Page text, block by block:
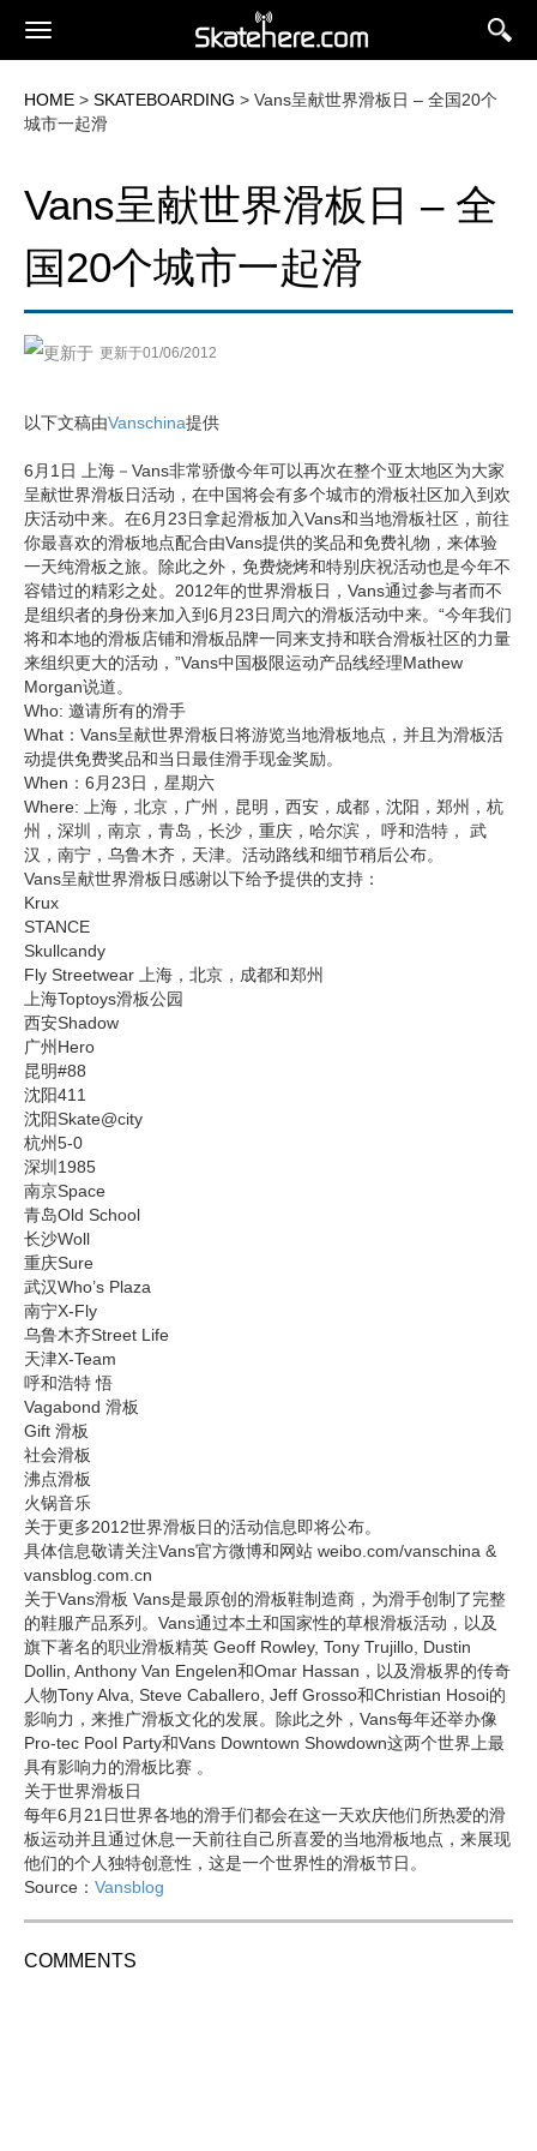
HOME > SKATEBOARDING > Vans呈献世界滑板日 – 全国20个
城市一起滑
Vans呈献世界滑板日 – 全
国20个城市一起滑
更新于01/06/2012
以下文稿由Vanschina提供
6月1日 上海－Vans非常骄傲今年可以再次在整个亚太地区为大家
呈献世界滑板日活动，在中国将会有多个城市的滑板社区加入到欢
庆活动中来。在6月23日拿起滑板加入Vans和当地滑板社区，前往
你最喜欢的滑板地点配合由Vans提供的奖品和免费礼物，来体验
一天纯滑板之旅。除此之外，免费烧烤和特别庆祝活动也是今年不
容错过的精彩之处。2012年的世界滑板日，Vans通过参与者而不
是组织者的身份来加入到6月23日周六的滑板活动中来。“今年我们
将和本地的滑板店铺和滑板品牌一同来支持和联合滑板社区的力量
来组织更大的活动，”Vans中国极限运动产品线经理Mathew
Morgan说道。
Who: 邀请所有的滑手
What：Vans呈献世界滑板日将游览当地滑板地点，并且为滑板活
动提供免费奖品和当日最佳滑手现金奖励。
When：6月23日，星期六
Where: 上海，北京，广州，昆明，西安，成都，沈阳，郑州，杭
州，深圳，南京，青岛，长沙，重庆，哈尔滨， 呼和浩特， 武
汉，南宁，乌鲁木齐，天津。活动路线和细节稍后公布。
Vans呈献世界滑板日感谢以下给予提供的支持：
Krux
STANCE
Skullcandy
Fly Streetwear 上海，北京，成都和郑州
上海Toptoys滑板公园
西安Shadow
广州Hero
昆明#88
沈阳411
沈阳Skate@city
杭州5-0
深圳1985
南京Space
青岛Old School
长沙Woll
重庆Sure
武汉Who’s Plaza
南宁X-Fly
乌鲁木齐Street Life
天津X-Team
呼和浩特 悟
Vagabond 滑板
Gift 滑板
社会滑板
沸点滑板
火锅音乐
关于更多2012世界滑板日的活动信息即将公布。
具体信息敬请关注Vans官方微博和网站 weibo.com/vanschina &
vansblog.com.cn
关于Vans滑板 Vans是最原创的滑板鞋制造商，为滑手创制了完整
的鞋服产品系列。Vans通过本土和国家性的草根滑板活动，以及
旗下著名的职业滑板精英 Geoff Rowley, Tony Trujillo, Dustin
Dollin, Anthony Van Engelen和Omar Hassan，以及滑板界的传奇
人物Tony Alva, Steve Caballero, Jeff Grosso和Christian Hosoi的
影响力，来推广滑板文化的发展。除此之外，Vans每年还举办像
Pro-tec Pool Party和Vans Downtown Showdown这两个世界上最
具有影响力的滑板比赛 。
关于世界滑板日
每年6月21日世界各地的滑手们都会在这一天欢庆他们所热爱的滑
板运动并且通过休息一天前往自己所喜爱的当地滑板地点，来展现
他们的个人独特创意性，这是一个世界性的滑板节日。
Source： Vansblog
COMMENTS